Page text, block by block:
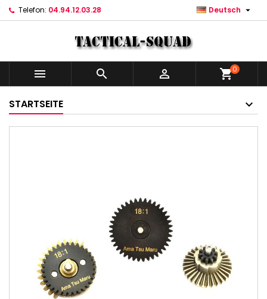
Telefon: 04.94.12.03.28 Deutsch 
   shopping_cart0
STARTSEITE